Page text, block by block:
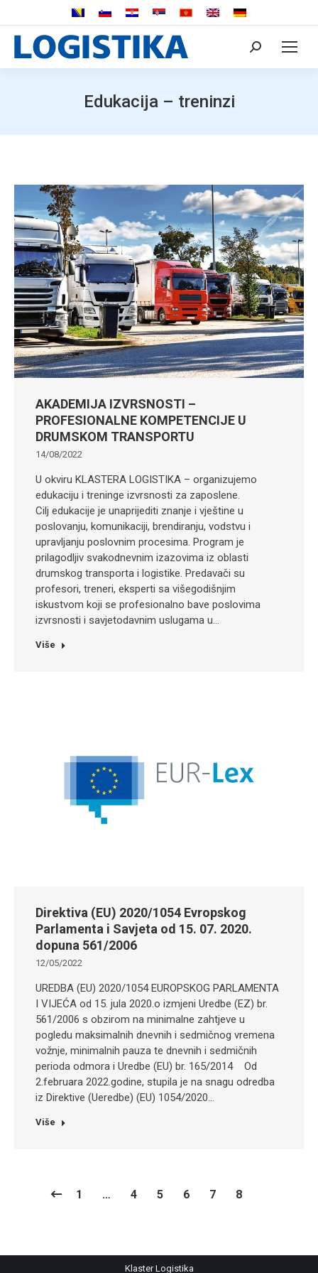
Search:
Edukacija – treninzi
AKADEMIJA IZVRSNOSTI –
PROFESIONALNE KOMPETENCIJE U
DRUMSKOM TRANSPORTU
14/08/2022
U okviru KLASTERA LOGISTIKA – organizujemo
edukaciju i treninge izvrsnosti za zaposlene.
Cilj edukacije je unaprijediti znanje i vještine u
poslovanju, komunikaciji, brendiranju, vodstvu i
upravljanju poslovnim procesima. Program je
prilagodljiv svakodnevnim izazovima iz oblasti
drumskog transporta i logistike. Predavači su
profesori, treneri, eksperti sa višegodišnjim
iskustvom koji se profesionalno bave poslovima
izvrsnosti i savjetodavnim uslugama u…
Više
Direktiva (EU) 2020/1054 Evropskog
Parlamenta i Savjeta od 15. 07. 2020.
dopuna 561/2006
12/05/2022
UREDBA (EU) 2020/1054 EUROPSKOG PARLAMENTA
I VIJEĆA od 15. jula 2020.o izmjeni Uredbe (EZ) br.
561/2006 s obzirom na minimalne zahtjeve u
pogledu maksimalnih dnevnih i sedmičnog vremena
vožnje, minimalnih pauza te dnevnih i sedmičnih
perioda odmora i Uredbe (EU) br. 165/2014 Od
2.februara 2022.godine, stupila je na snagu odredba
iz Direktive (Ueredbe) (EU) 1054/2020…
Više
1 … 4 5 6 7 8
Klaster Logistika